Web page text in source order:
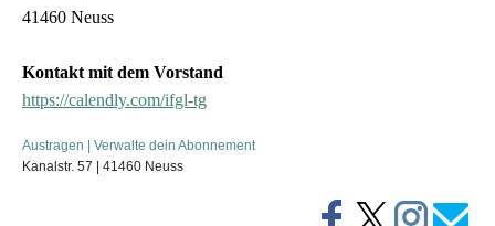
41460 Neuss
Kontakt mit dem Vorstand
https://calendly.com/ifgl-tg
Austragen
Verwalte dein Abonnement
Kanalstr. 57 | 41460 Neuss